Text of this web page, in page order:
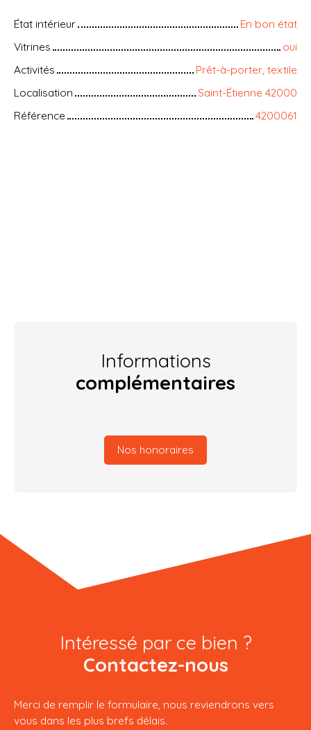
État intérieur
En bon état
Vitrines
oui
Activités
Prêt-à-porter, textile
Localisation
Saint-Étienne 42000
Référence
4200061
Informations
complémentaires
Nos honoraires
Intéressé par ce bien ?
Contactez-nous
Merci de remplir le formulaire, nous reviendrons vers
vous dans les plus brefs délais.